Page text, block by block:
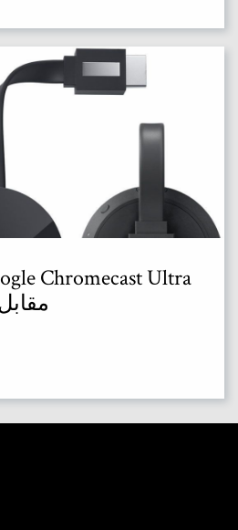
مقابل 59 دولارًا